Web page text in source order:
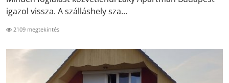
igazol vissza. A szálláshely sza...
2109 megtekintés